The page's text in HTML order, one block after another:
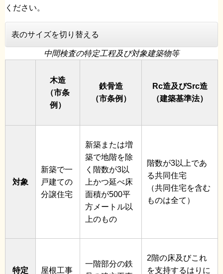
ください。
表のサイズを切り替える
中間検査の特定工程及び対象建築物等
木造
（市条
例）
鉄骨造
（市条例）
Rc造及びSrc造
（建築基準法）
対象
新築で一
戸建ての
分譲住宅
新築または増
築で地階を除
く階数が3以
上かつ延べ床
面積が500平
方メートル以
上のもの
階数が3以上であ
る共同住宅
（共同住宅を含む
ものは全て）
特定
屋根工事
一階部分の鉄
2階の床及びこれ
を支持するはりに